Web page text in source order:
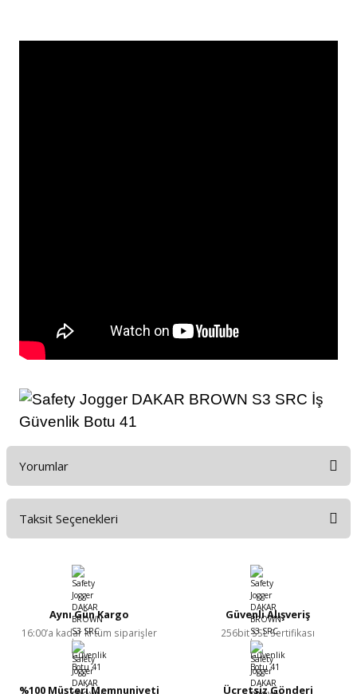
Yorumlar
Taksit Seçenekleri
Aynı Gün Kargo
16:00’a kadar ki tüm siparişler
Güvenli Alışveriş
256bit SSL Sertifikası
%100 Müşteri Memnuniyeti Ücretsiz Gönderi